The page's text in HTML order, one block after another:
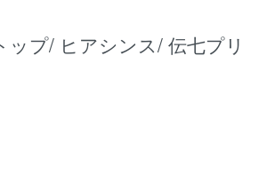
ップ/ ヒアシンス/ 伝七プリ